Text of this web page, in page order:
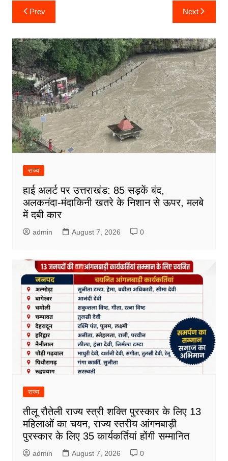
Post
navigation
Prev Next
राज्य
हाई अलर्ट पर उत्तराखंड: 85 सड़कें बंद,
अलकनंदा-मंदाकिनी खतरे के निशान से ऊपर, मलबे
में दबी कार
admin August 7, 2026 0
राज्य
तीलू रौतेली राज्य स्त्री शक्ति पुरस्कार के लिए 13
महिलाओं का चयन, राज्य स्तरीय आंगनबाड़ी
पुरस्कार के लिए 35 कार्यकर्तियां होंगी सम्मानित
admin August 7, 2026 0